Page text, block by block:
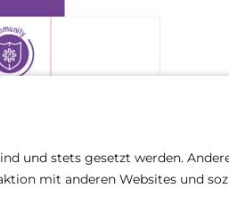
und stets gesetzt werden.
mit anderen Websites und